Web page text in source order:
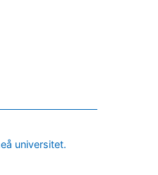
universitet.